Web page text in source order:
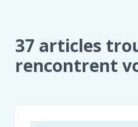
L’ASSURANCE
PARTICIPE
AU
37 articles
rencontrent